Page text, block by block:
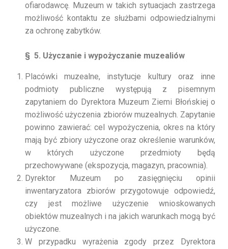
ofiarodawcę. Muzeum w takich sytuacjach zastrzega
możliwość kontaktu ze służbami odpowiedzialnymi
za ochronę zabytków.
§ 5. Użyczanie i wypożyczanie muzealiów
Placówki muzealne, instytucje kultury oraz inne
podmioty publiczne występują z pisemnym
zapytaniem do Dyrektora Muzeum Ziemi Błońskiej o
możliwość użyczenia zbiorów muzealnych. Zapytanie
powinno zawierać: cel wypożyczenia, okres na który
mają być zbiory użyczone oraz określenie warunków,
w których użyczone przedmioty będą
przechowywane (ekspozycja, magazyn, pracownia).
Dyrektor Muzeum po zasięgnięciu opinii
inwentaryzatora zbiorów przygotowuje odpowiedź,
czy jest możliwe użyczenie wnioskowanych
obiektów muzealnych i na jakich warunkach mogą być
użyczone.
W przypadku wyrażenia zgody przez Dyrektora